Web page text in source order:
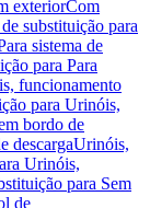
exteriorCom
de substituição para
sistema de
para Para
funcionamento
para Urinóis,
bordo de
descargaUrinóis,
Urinóis,
para Sem
de